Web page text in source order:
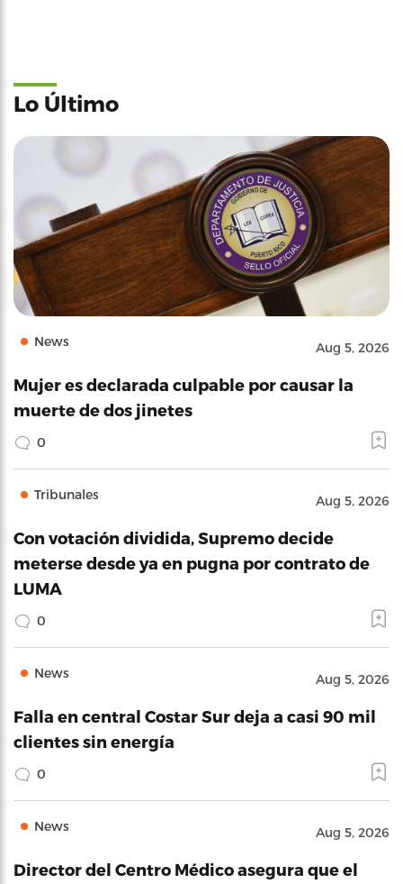
Lo Último
News Aug 5, 2026
Mujer es declarada culpable por causar la
muerte de dos jinetes
0
Tribunales Aug 5, 2026
Con votación dividida, Supremo decide
meterse desde ya en pugna por contrato de
LUMA
0
News Aug 5, 2026
Falla en central Costar Sur deja a casi 90 mil
clientes sin energía
0
News Aug 5, 2026
Director del Centro Médico asegura que el